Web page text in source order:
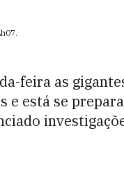
.
feira as
está se